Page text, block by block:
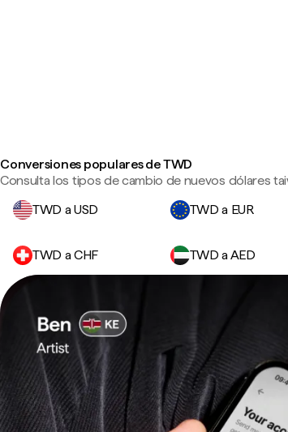
Conversiones populares de TWD
Consulta los tipos de cambio de nuevos dólares
TWD a USD
TWD a EUR
TWD a CHF TWD a AED